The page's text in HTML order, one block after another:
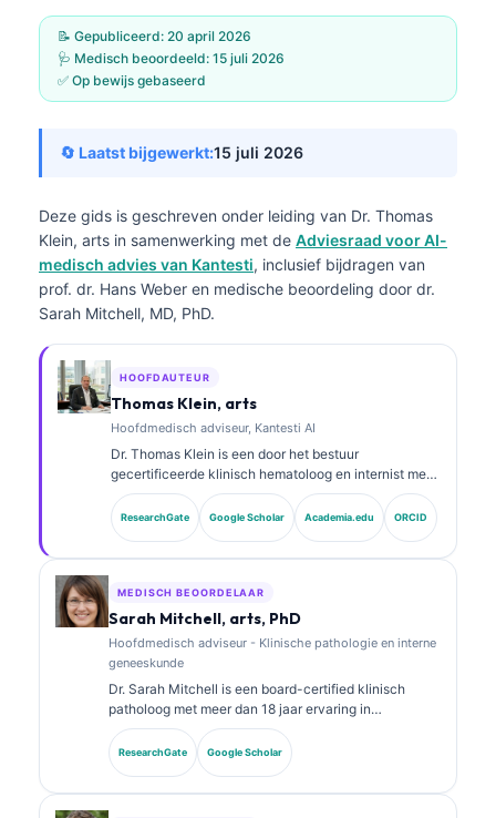
📝 Gepubliceerd: 20 april 2026
🩺 Medisch beoordeeld: 15 juli 2026
✅ Op bewijs gebaseerd
🔄 Laatst bijgewerkt:15 juli 2026
Deze gids is geschreven onder leiding van Dr. Thomas
Klein, arts in samenwerking met de Adviesraad voor AI-
medisch advies van Kantesti, inclusief bijdragen van
prof. dr. Hans Weber en medische beoordeling door dr.
Sarah Mitchell, MD, PhD.
HOOFDAUTEUR
Thomas Klein, arts
Hoofdmedisch adviseur, Kantesti AI
Dr. Thomas Klein is een door het bestuur
gecertificeerde klinisch hematoloog en internist met
meer dan 15 jaar ervaring in
laboratoriumgeneeskunde en door AI ondersteunde
klinische analyse. Als Chief Medical Officer bij
netwerk. Dr. Klein heeft uitgebreid gepubliceerd over
interpretatie van biomarkers en
laboratoriumgeneeskunde.
ResearchGate Google Scholar Academia.edu ORCID
MEDISCH BEOORDELAAR
Sarah Mitchell, arts, PhD
Hoofdmedisch adviseur - Klinische pathologie en interne
geneeskunde
Dr. Sarah Mitchell is een board-certified klinisch
patholoog met meer dan 18 jaar ervaring in
laboratoriumgeneeskunde en diagnostische analyse.
Zij heeft specialisatiecertificeringen in klinische
chemie en heeft uitgebreid gepubliceerd over
ResearchGate Google Scholar